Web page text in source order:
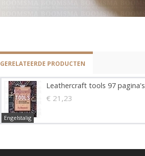
GERELATEERDE PRODUCTEN
Leathercraft tools 97 pagina's
€ 21,23
Engelstalig